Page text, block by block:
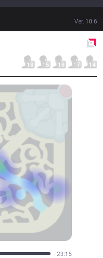
Ver. 10.6
18 15 18 17 14
26:03